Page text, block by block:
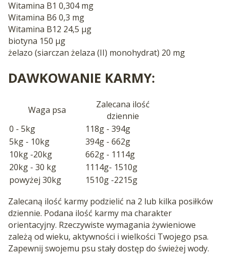
Witamina B1 0,304 mg
Witamina B6 0,3 mg
Witamina B12 24,5 µg
biotyna 150 µg
żelazo (siarczan żelaza (II) monohydrat) 20 mg
DAWKOWANIE KARMY:
Waga psa
Zalecana ilość
dziennie
0 - 5kg
118g - 394g
5kg - 10kg
394g - 662g
10kg -20kg
662g - 1114g
20kg - 30 kg
1114g- 1510g
powyżej 30kg
1510g -2215g
Zalecaną ilość karmy podzielić na 2 lub kilka posiłków
dziennie. Podana ilość karmy ma charakter
orientacyjny. Rzeczywiste wymagania żywieniowe
zależą od wieku, aktywności i wielkości Twojego psa.
Zapewnij swojemu psu stały dostęp do świeżej wody.